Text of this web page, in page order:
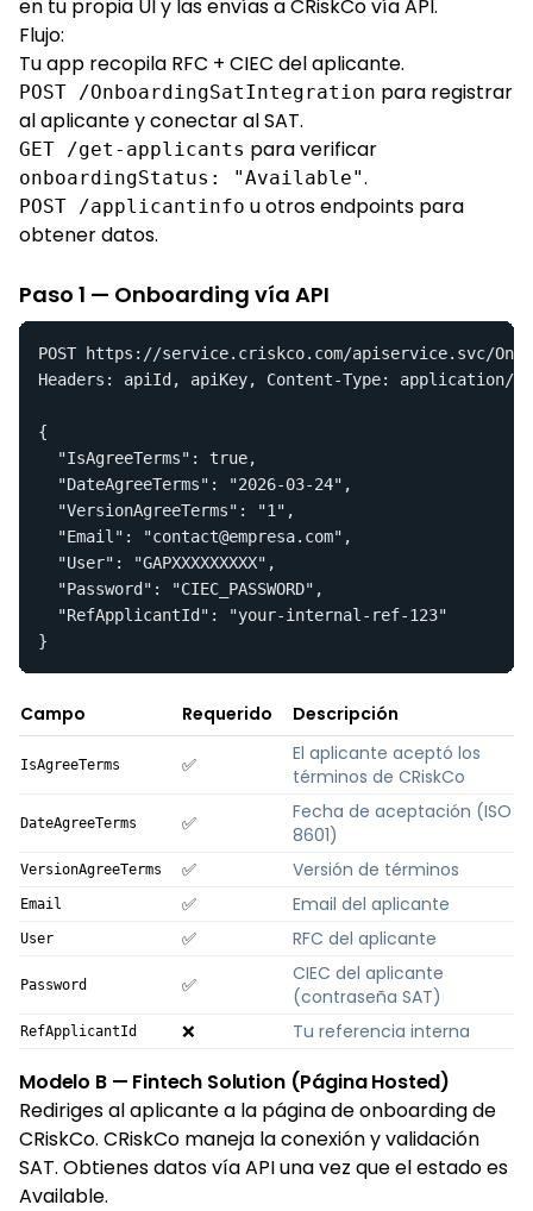
en tu propia UI y las envías a CRiskCo vía API.
Flujo:
Tu app recopila RFC + CIEC del aplicante.
POST /OnboardingSatIntegration para registrar
al aplicante y conectar al SAT.
GET /get-applicants para verificar
onboardingStatus: "Available".
POST /applicantinfo u otros endpoints para
obtener datos.
Paso 1 — Onboarding vía API
POST https://service.criskco.com/apiservice.svc/
Headers: apiId, apiKey, Content-Type: application/
{
  "IsAgreeTerms": true,
  "DateAgreeTerms": "2026-03-24",
  "VersionAgreeTerms": "1",
  "Email": "contact@empresa.com",
  "User": "GAPXXXXXXXXX",
  "Password": "CIEC_PASSWORD",
  "RefApplicantId": "your-internal-ref-123"
}
Campo Requerido Descripción
IsAgreeTerms ✅
El aplicante aceptó los
términos de CRiskCo
DateAgreeTerms ✅
Fecha de aceptación (ISO
8601)
VersionAgreeTerms ✅ Versión de términos
Email ✅ Email del aplicante
User ✅ RFC del aplicante
Password ✅
CIEC del aplicante
(contraseña SAT)
RefApplicantId ❌ Tu referencia interna
Modelo B — Fintech Solution (Página Hosted)
Rediriges al aplicante a la página de onboarding de
CRiskCo. CRiskCo maneja la conexión y validación
SAT. Obtienes datos vía API una vez que el estado es
Available.